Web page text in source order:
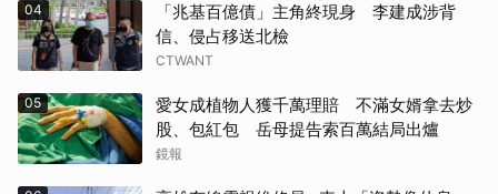
04
「兆基百億債」主角終現身 李建成涉背
信、侵占移送北檢
CTWANT
05
愛女成植物人獲千萬理賠 不滿女婿拿去炒
股、包紅包 岳母提告索百萬結局出爐
鏡報